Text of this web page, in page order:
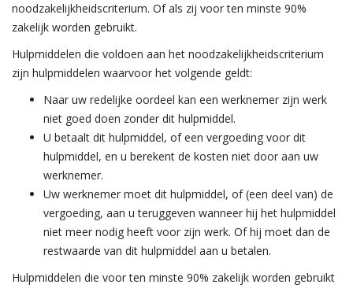
noodzakelijkheidscriterium. Of als zij voor ten minste 90%
zakelijk worden gebruikt.
Hulpmiddelen die voldoen aan het noodzakelijkheidscriterium
zijn hulpmiddelen waarvoor het volgende geldt:
Naar uw redelijke oordeel kan een werknemer zijn werk
niet goed doen zonder dit hulpmiddel.
U betaalt dit hulpmiddel, of een vergoeding voor dit
hulpmiddel, en u berekent de kosten niet door aan uw
werknemer.
Uw werknemer moet dit hulpmiddel, of (een deel van) de
vergoeding, aan u teruggeven wanneer hij het hulpmiddel
niet meer nodig heeft voor zijn werk. Of hij moet dan de
restwaarde van dit hulpmiddel aan u betalen.
Hulpmiddelen die voor ten minste 90% zakelijk worden gebruikt